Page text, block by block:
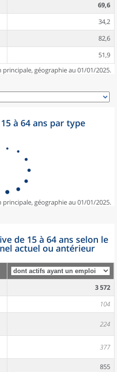
69,6
34,2
82,6
51,9
géographie au 01/01/2025.
à 64 ans par type
géographie au 01/01/2025.
de 15 à 64 ans selon le
actuel ou antérieur
3 572
104
224
377
855